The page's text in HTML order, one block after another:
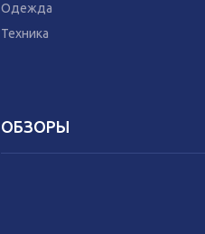
Одежда
Техника
ОБЗОРЫ